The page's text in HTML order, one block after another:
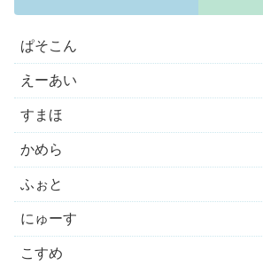
ぱそこん
えーあい
すまほ
かめら
ふぉと
にゅーす
こすめ